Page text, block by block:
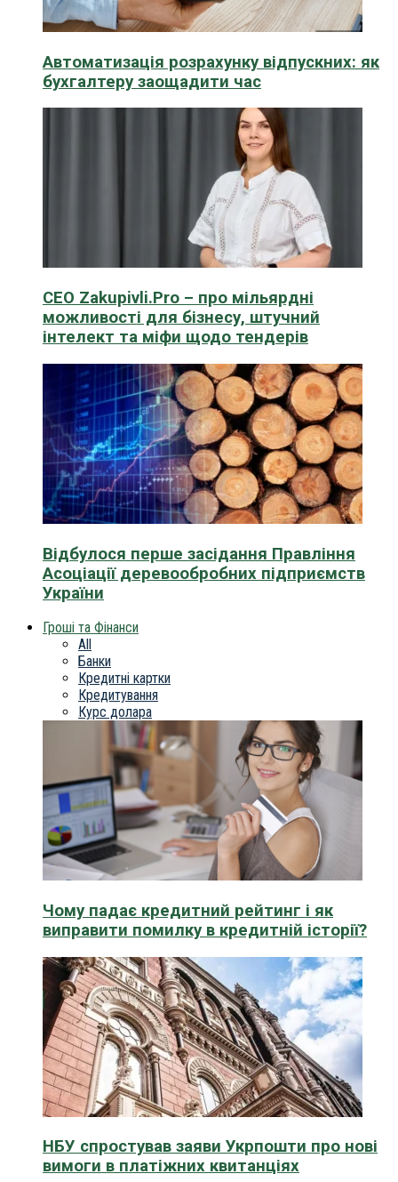
Автоматизація розрахунку відпускних: як
бухгалтеру заощадити час
CEO Zakupivli.Pro – про мільярдні
можливості для бізнесу, штучний
інтелект та міфи щодо тендерів
Відбулося перше засідання Правління
Асоціації деревообробних підприємств
України
Гроші та Фінанси
All
Банки
Кредитні картки
Кредитування
Курс долара
Чому падає кредитний рейтинг і як
виправити помилку в кредитній історії?
НБУ спростував заяви Укрпошти про нові
вимоги в платіжних квитанціях